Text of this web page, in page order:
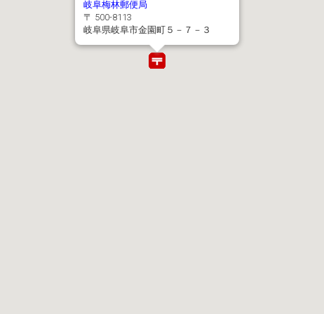
岐阜梅林郵便局
〒 500-8113
岐阜県岐阜市金園町５－７－３